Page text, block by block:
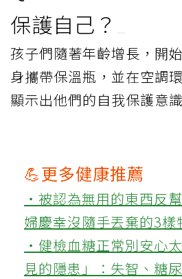
保護自己？
孩子們隨著年齡增長，開
身攜帶保溫瓶，並在空調
顯示出他們的自我保護意
💪更多健康推薦
‧被認為無用的東西反
婦慶幸沒隨手丟棄的3樣
‧健檢血糖正常別安心
見的隱患」：失智、糖